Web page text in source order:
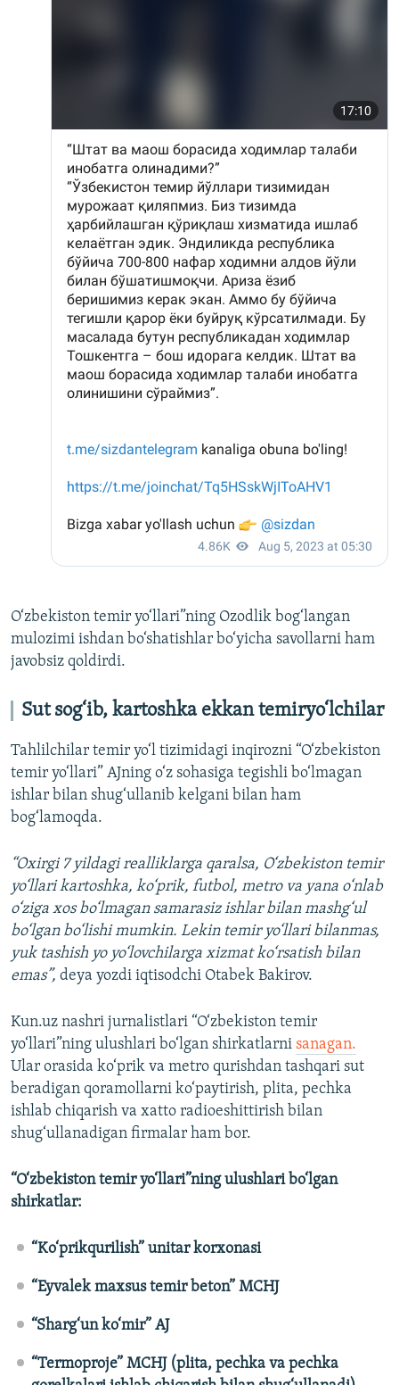
O‘zbekiston temir yo‘llari”ning Ozodlik bog‘langan
mulozimi ishdan bo‘shatishlar bo‘yicha savollarni ham
javobsiz qoldirdi.
Sut sog‘ib, kartoshka ekkan temiryo‘lchilar
Tahlilchilar temir yo‘l tizimidagi inqirozni “O‘zbekiston
temir yo‘llari” AJning o‘z sohasiga tegishli bo‘lmagan
ishlar bilan shug‘ullanib kelgani bilan ham
bog‘lamoqda.
“Oxirgi 7 yildagi realliklarga qaralsa, O‘zbekiston temir
yo‘llari kartoshka, ko‘prik, futbol, metro va yana o‘nlab
o‘ziga xos bo‘lmagan samarasiz ishlar bilan mashg‘ul
bo‘lgan bo‘lishi mumkin. Lekin temir yo‘llari bilanmas,
yuk tashish yo yo‘lovchilarga xizmat ko‘rsatish bilan
emas”, deya yozdi iqtisodchi Otabek Bakirov.
Kun.uz nashri jurnalistlari “O‘zbekiston temir
yo‘llari”ning ulushlari bo‘lgan shirkatlarni sanagan.
Ular orasida ko‘prik va metro qurishdan tashqari sut
beradigan qoramollarni ko‘paytirish, plita, pechka
ishlab chiqarish va xatto radioeshittirish bilan
shug‘ullanadigan firmalar ham bor.
“O‘zbekiston temir yo‘llari”ning ulushlari bo‘lgan
shirkatlar:
“Ko‘prikqurilish” unitar korxonasi
“Eyvalek maxsus temir beton” MCHJ
“Sharg‘un ko‘mir” AJ
“Termoproje” MCHJ (plita, pechka va pechka